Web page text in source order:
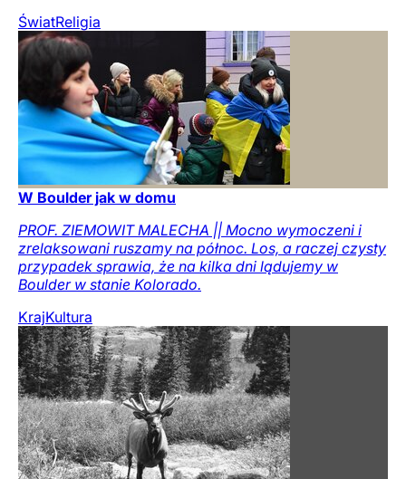
ŚwiatReligia
W Boulder jak w domu
PROF. ZIEMOWIT MALECHA || Mocno wymoczeni i
zrelaksowani ruszamy na północ. Los, a raczej czysty
przypadek sprawia, że na kilka dni lądujemy w
Boulder w stanie Kolorado.
KrajKultura